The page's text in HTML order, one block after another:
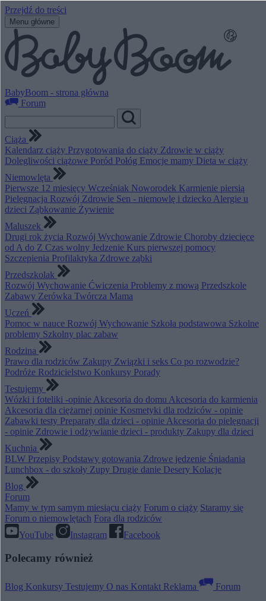
Przejdź do treści
Menu główne
BabyBoom - strona główna
Forum
Ciąża
Kalendarz ciąży Przygotowania do ciąży Zdrowie w ciąży
Dolegliwości ciążowe Poród Połóg Emocje mamy Dieta w ciąży
Niemowlęta
Pierwsze 12 miesięcy Wcześniak Noworodek Karmienie piersią
Pielęgnacja Rozwój Zdrowie Sen - niemowlę i dziecko Alergie u
dzieci Ząbkowanie Żywienie
Maluszek
Drugi rok życia Rozwój Wychowanie Zdrowie Choroby dziecięce
od A do Z Czas wolny Jedzenie Kurs pierwszej pomocy
Szczepienia Profilaktyka Zdrowe ząbki
Przedszkolak
Rozwój Wychowanie Ćwiczenia Problemy z mową Przedszkole
Zabawy Zerówka Twórcza Mama
Uczeń
Pomoc w nauce Rozwój Wychowanie Szkoła podstawowa Szkolne
problemy Szkolny plac zabaw
Rodzina
Prawo dla rodziców Zakupy Związki i seks Co po rozwodzie?
Podróże Rodzicielstwo Konkursy Porady
Testujemy
Wózki i foteliki -opinie Akcesoria do domu Akcesoria do karmienia
Akcesoria dla ciężarnej opinie Kosmetyki dla rodziców - opinie
Zabawki testy Preparaty dla dzieci - opinie Akcesoria do pielęgnacji
- opinie Zdrowie i odżywianie dzieci - produkty Zakupy dla dzieci
Kuchnia
BLW Przepisy Podstawy gotowania Zdrowe jedzenie Śniadania
Lunchbox - do szkoły Zupy Drugie danie Desery Kolacje
Blog
Forum
Mamy w tym samym miesiącu ciąży Forum o ciąży Staramy się
Forum o niemowlętach Fora dla rodziców
YouTube
Instagram Facebook
Polecamy również
Blog Konkursy Testujemy O nas Kontakt Reklama
Forum